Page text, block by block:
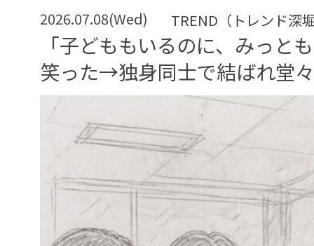
2026.07.08(Wed) TREND（トレンド深
「子どももいるのに、みっと
笑った→独身同士で結ばれ堂